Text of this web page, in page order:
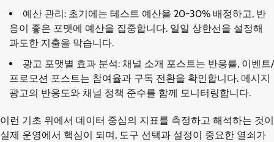
예산 관리: 초기에는 테스트 예산을 20~30% 배정하고, 반
응이 좋은 포맷에 예산을 집중합니다. 일일 상한선을 설정해
과도한 지출을 막습니다.
광고 포맷별 효과 분석: 채널 소개 포스트는 반응률, 이벤트/
프로모션 포스트는 참여율과 구독 전환을 확인합니다. 메시지
광고의 반응도와 채널 정책 준수를 함께 모니터링합니다.
이런 기초 위에서 데이터 중심의 지표를 측정하고 해석하는 것이
실제 운영에서 핵심이 되며, 도구 선택과 설정이 중요한 열쇠가